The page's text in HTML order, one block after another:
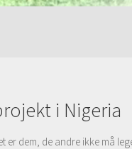
i Nigeria
er dem, de andre ikke må